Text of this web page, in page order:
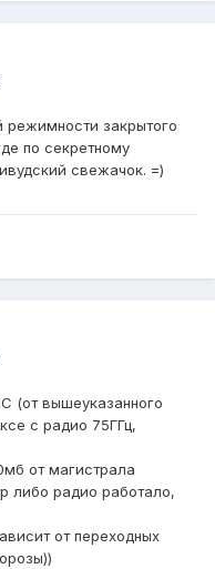
закрытого
по секретному
свежачок. =)
(от вышеуказанного
с радио 75ГГц,
от магистрала
либо радио работало,
от переходных